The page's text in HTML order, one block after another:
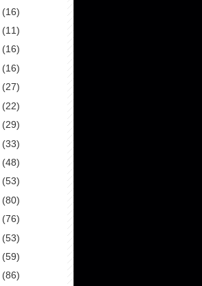
(16)
(11)
(16)
(16)
(27)
(22)
(29)
(33)
(48)
(53)
(80)
(76)
(53)
(59)
(86)